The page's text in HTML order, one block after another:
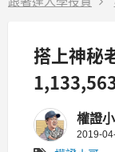
搭上神秘
司機方法
權證
2019-